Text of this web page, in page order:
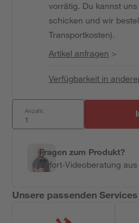
vorrätig. Du kannst
schicken und wir
Transportkosten).
Artikel anfragen >
Verfügbarkeit in
Anzahl:
Fragen zum Produkt?
Sofort-Videoberatung
Unsere passenden Services